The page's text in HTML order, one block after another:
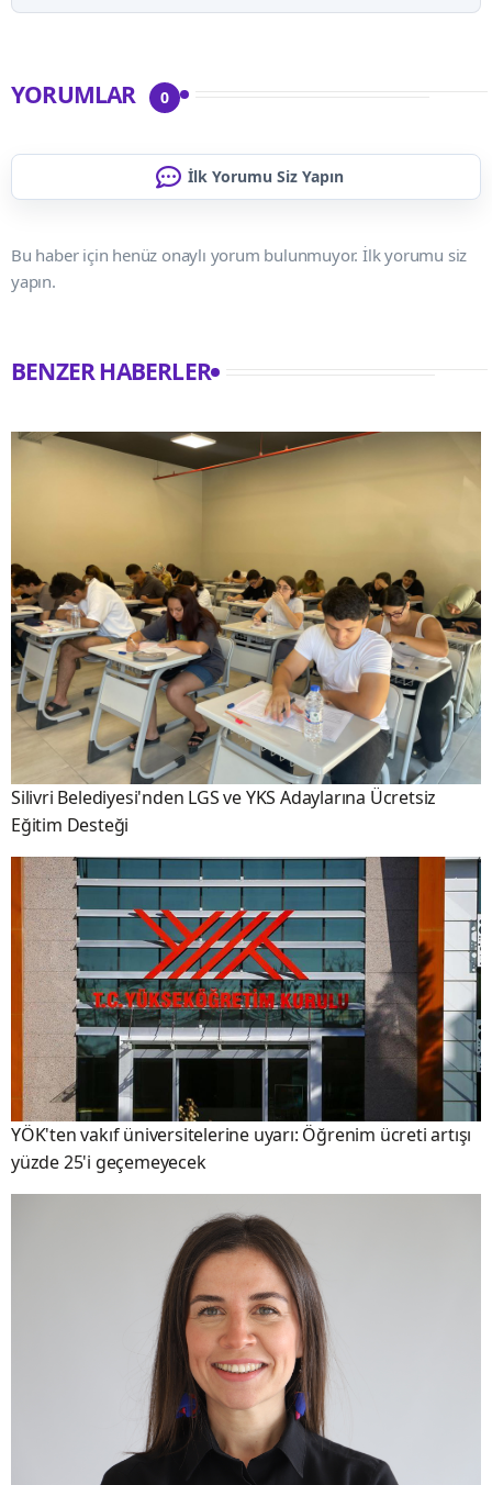
YORUMLAR 0
İlk Yorumu Siz Yapın
Bu haber için henüz onaylı yorum bulunmuyor. İlk yorumu siz
yapın.
BENZER HABERLER
Silivri Belediyesi'nden LGS ve YKS Adaylarına Ücretsiz
Eğitim Desteği
YÖK'ten vakıf üniversitelerine uyarı: Öğrenim ücreti artışı
yüzde 25'i geçemeyecek